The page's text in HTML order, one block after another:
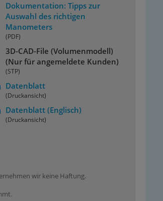
Dokumentation: Tipps zur
Auswahl des richtigen
Manometers
(PDF)
3D-CAD-File (Volumenmodell)
(Nur für angemeldete Kunden)
(STP)
Datenblatt
(Druckansicht)
Datenblatt (Englisch)
(Druckansicht)
wir keine Haftung.